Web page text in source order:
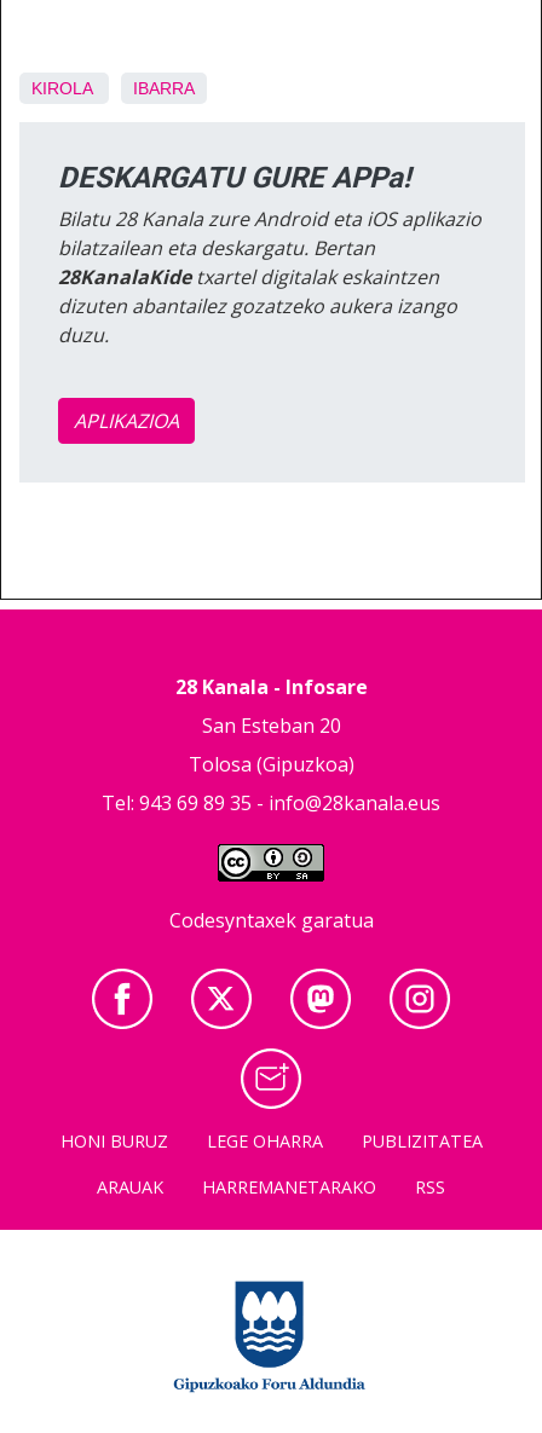
KIROLA IBARRA
DESKARGATU GURE APPa!
Bilatu 28 Kanala zure Android eta iOS aplikazio
bilatzailean eta deskargatu. Bertan
28KanalaKidetxartel digitalak eskaintzen
dizuten abantailez gozatzeko aukera izango
duzu.
APLIKAZIOA
28 Kanala - Infosare
San Esteban 20
Tolosa (Gipuzkoa)
Tel: 943 69 89 35 - info@28kanala.eus
Codesyntaxek garatua
HONI BURUZ LEGE OHARRA
PUBLIZITATEA
ARAUAK
HARREMANETARAKO RSS